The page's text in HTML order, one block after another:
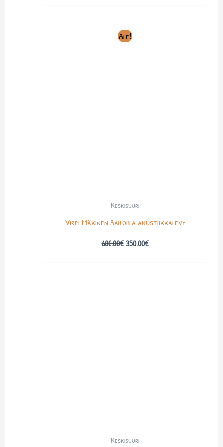
Ale!
-Keskisuuri-
Virpi Mäkinen Aalloilla akustiikkalevy
600.00€
Alkuperäinen
hinta
350.00€
-Keskisuuri-